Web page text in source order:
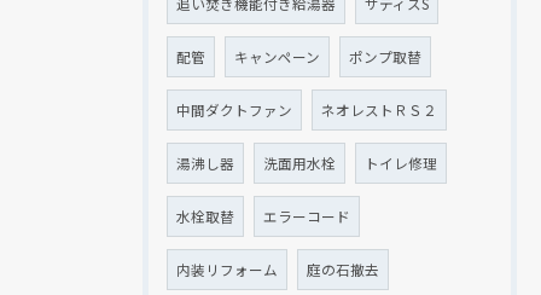
配管 キャンペーン ポンプ取替
中間ダクトファン ネオレストＲＳ２
湯沸し器 洗面用水栓 トイレ修理
水栓取替 エラーコード
内装リフォーム 庭の石撤去